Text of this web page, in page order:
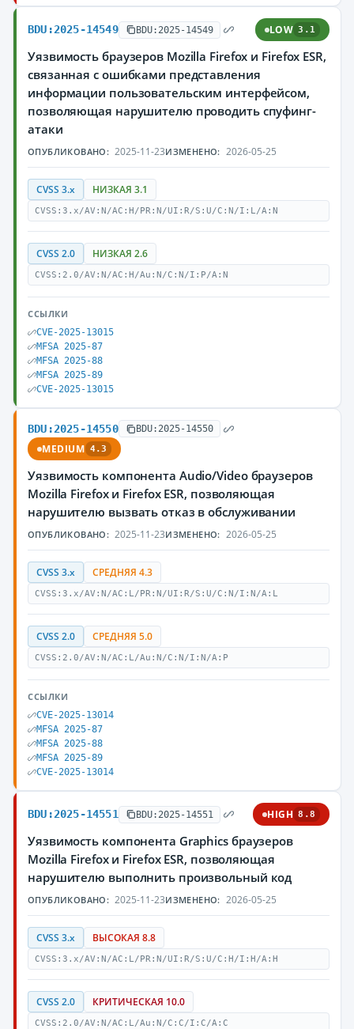
BDU:2025-14549 BDU:2025-14549 LOW 3.1
Уязвимость браузеров Mozilla Firefox и Firefox ESR,
связанная с ошибками представления
информации пользовательским интерфейсом,
позволяющая нарушителю проводить спуфинг-
атаки
ОПУБЛИКОВАНО: 2025-11-23ИЗМЕНЕНО: 2026-05-25
CVSS 3.x НИЗКАЯ 3.1
CVSS:3.x/AV:N/AC:H/PR:N/UI:R/S:U/C:N/I:L/A:N
CVSS 2.0 НИЗКАЯ 2.6
CVSS:2.0/AV:N/AC:H/Au:N/C:N/I:P/A:N
ССЫЛКИ
CVE-2025-13015
MFSA 2025-87
MFSA 2025-88
MFSA 2025-89
CVE-2025-13015
BDU:2025-14550 BDU:2025-14550
MEDIUM 4.3
Уязвимость компонента Audio/Video браузеров
Mozilla Firefox и Firefox ESR, позволяющая
нарушителю вызвать отказ в обслуживании
ОПУБЛИКОВАНО: 2025-11-23ИЗМЕНЕНО: 2026-05-25
CVSS 3.x СРЕДНЯЯ 4.3
CVSS:3.x/AV:N/AC:L/PR:N/UI:R/S:U/C:N/I:N/A:L
CVSS 2.0 СРЕДНЯЯ 5.0
CVSS:2.0/AV:N/AC:L/Au:N/C:N/I:N/A:P
ССЫЛКИ
CVE-2025-13014
MFSA 2025-87
MFSA 2025-88
MFSA 2025-89
CVE-2025-13014
BDU:2025-14551 BDU:2025-14551 HIGH 8.8
Уязвимость компонента Graphics браузеров
Mozilla Firefox и Firefox ESR, позволяющая
нарушителю выполнить произвольный код
ОПУБЛИКОВАНО: 2025-11-23ИЗМЕНЕНО: 2026-05-25
CVSS 3.x ВЫСОКАЯ 8.8
CVSS:3.x/AV:N/AC:L/PR:N/UI:R/S:U/C:H/I:H/A:H
CVSS 2.0 КРИТИЧЕСКАЯ 10.0
CVSS:2.0/AV:N/AC:L/Au:N/C:C/I:C/A:C